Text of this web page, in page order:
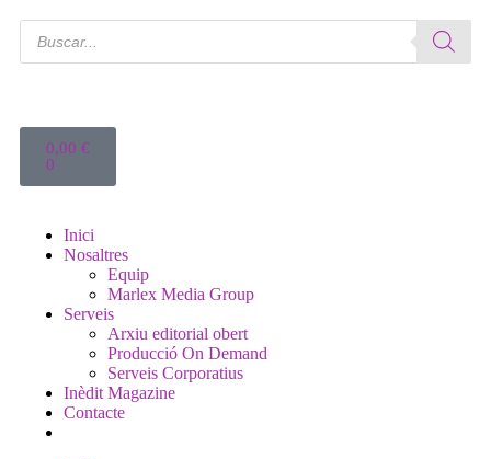
0,00 €
0
Inici
Nosaltres
Equip
Marlex Media Group
Serveis
Arxiu editorial obert
Producció On Demand
Serveis Corporatius
Inèdit Magazine
Contacte